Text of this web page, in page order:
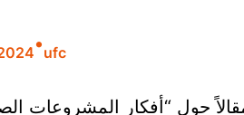
•ufc
حول “أفكار المشروعات